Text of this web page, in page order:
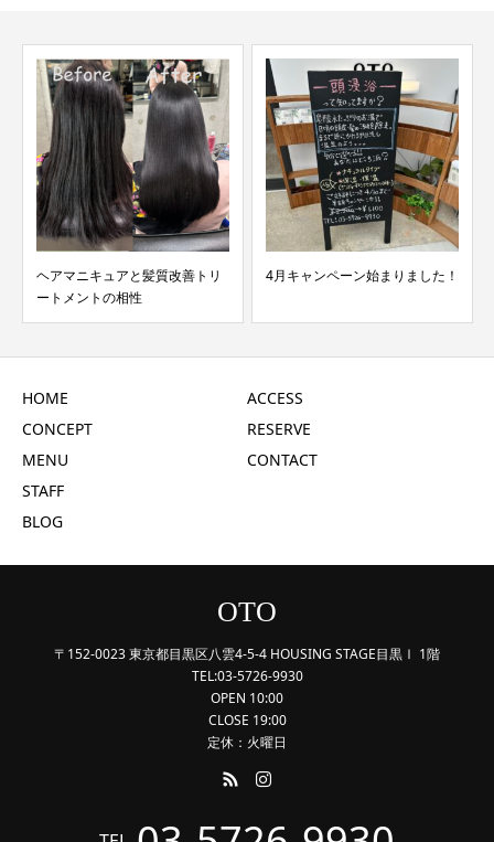
ヘアマニキュアと髪質改善トリ
ートメントの相性
4月キャンペーン始まりました！
HOME
CONCEPT
MENU
STAFF
BLOG
ACCESS
RESERVE
CONTACT
OTO
〒152-0023 東京都目黒区八雲4-5-4 HOUSING STAGE目黒Ⅰ 1階
TEL:03-5726-9930
OPEN 10:00
CLOSE 19:00
定休：火曜日